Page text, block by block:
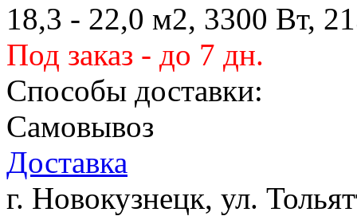
18,3 - 22,0 м2, 3300 Вт,
Под заказ - до 7 дн.
Способы доставки:
Самовывоз
Доставка
г. Новокузнецк, ул.